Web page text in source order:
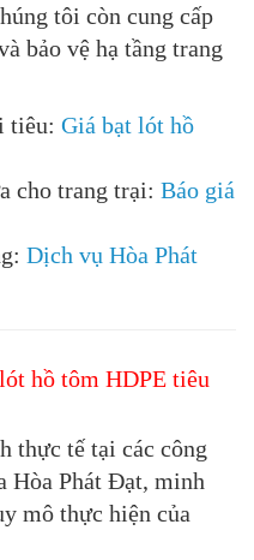
tôi còn cung cấp
bảo vệ hạ tầng trang
tiêu: Giá bạt lót hồ
cho trang trại: Báo giá
Dịch vụ Hòa Phát
hồ tôm HDPE tiêu
thực tế tại các công
Hòa Phát Đạt, minh
mô thực hiện của